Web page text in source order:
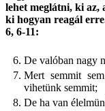
lehet meglátni, ki az,
ki hogyan reagál
6, 6-11:
6. De valóban nagy
7. Mert semmit
vihetünk semmit;
8. De ha van